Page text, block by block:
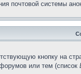
почтовой системы
кнопку на
или тем (список